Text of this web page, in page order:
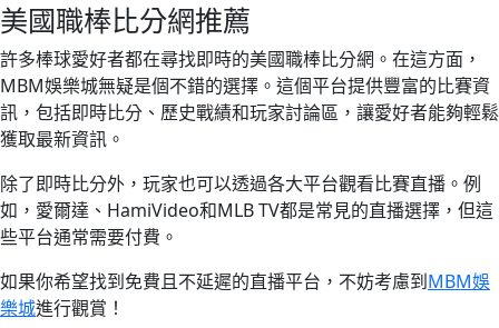
美國職棒比分網推薦
許多棒球愛好者都在尋找即時的美國職棒比分網。在這方面，
MBM娛樂城無疑是個不錯的選擇。這個平台提供豐富的比賽資
訊，包括即時比分、歷史戰績和玩家討論區，讓愛好者能夠輕鬆
獲取最新資訊。
除了即時比分外，玩家也可以透過各大平台觀看比賽直播。例
如，愛爾達、HamiVideo和MLB TV都是常見的直播選擇，但這
些平台通常需要付費。
如果你希望找到免費且不延遲的直播平台，不妨考慮到MBM娛
樂城進行觀賞！